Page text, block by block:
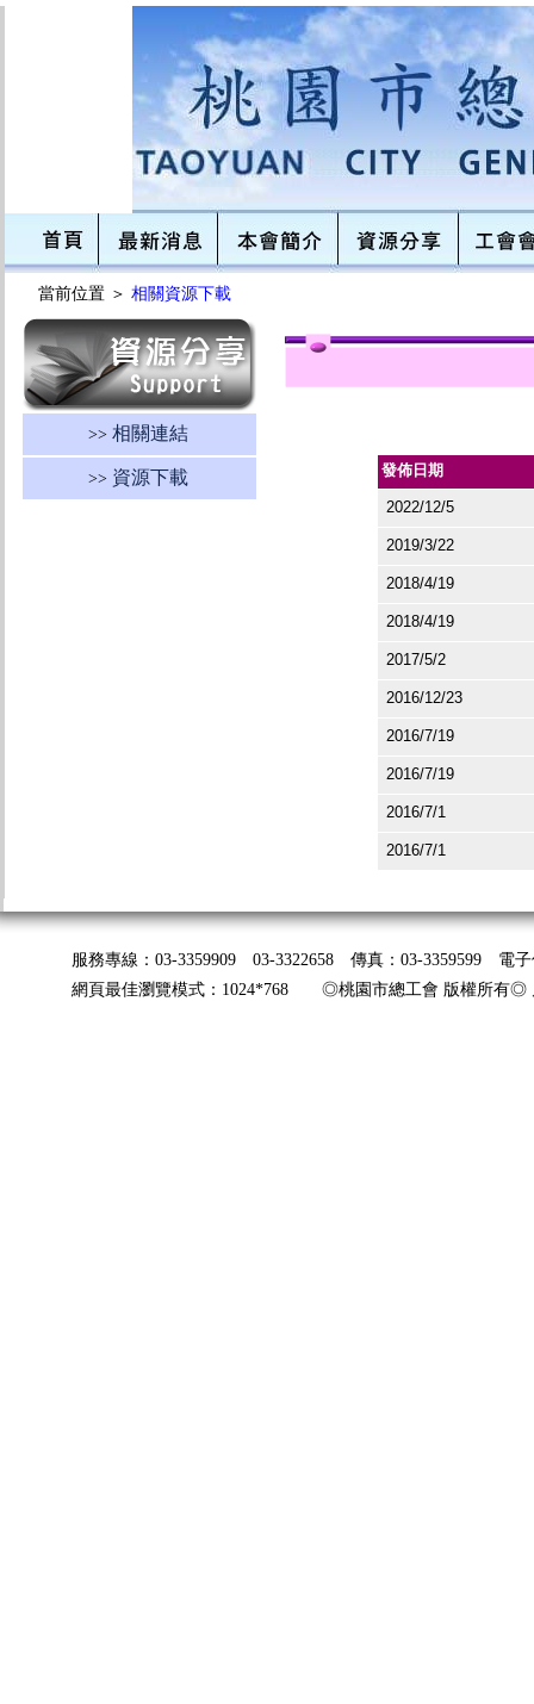
當前位置 ＞ 相關資源下載
>>相關連結
>> 資源下載 發佈日期
2022/12/5
2019/3/22
2018/4/19
2018/4/19
2017/5/2
2016/12/23
2016/7/19
2016/7/19
2016/7/1
2016/7/1
服務專線：03-3359909 03-3322658 傳真：03-3359599 電
網頁最佳瀏覽模式：1024*768 ◎桃園市總工會 版權所有◎